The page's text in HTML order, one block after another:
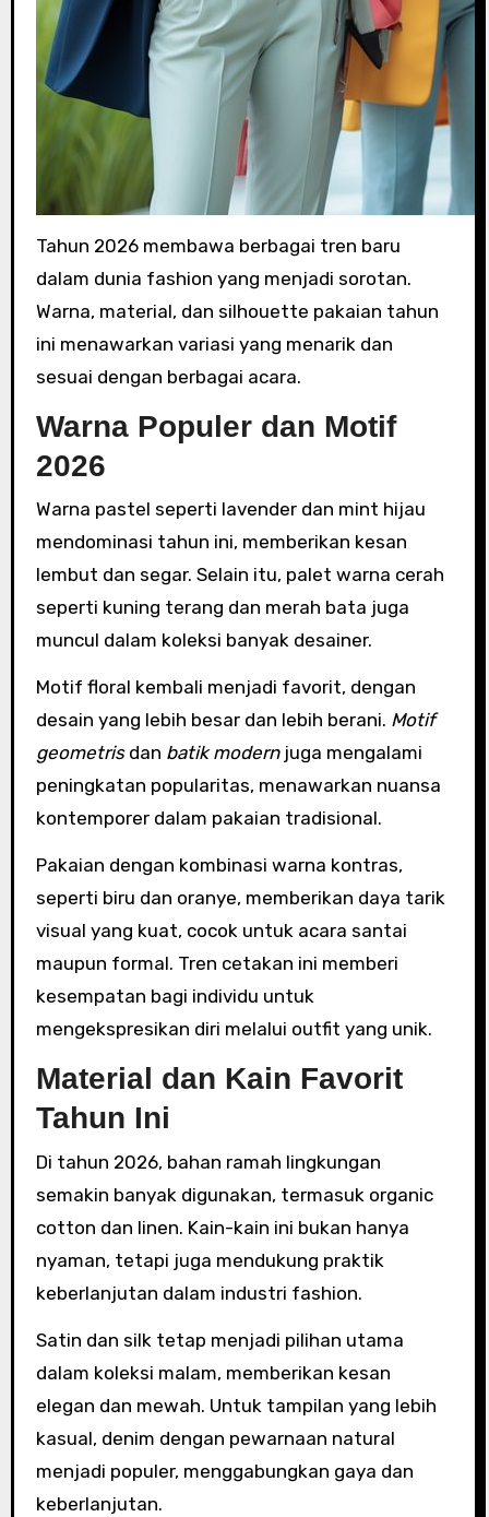
Tahun 2026 membawa berbagai tren baru
dalam dunia fashion yang menjadi sorotan.
Warna, material, dan silhouette pakaian tahun
ini menawarkan variasi yang menarik dan
sesuai dengan berbagai acara.
Warna Populer dan Motif
2026
Warna pastel seperti lavender dan mint hijau
mendominasi tahun ini, memberikan kesan
lembut dan segar. Selain itu, palet warna cerah
seperti kuning terang dan merah bata juga
muncul dalam koleksi banyak desainer.
Motif floral kembali menjadi favorit, dengan
desain yang lebih besar dan lebih berani. Motif
geometrisdan batik modernjuga mengalami
peningkatan popularitas, menawarkan nuansa
kontemporer dalam pakaian tradisional.
Pakaian dengan kombinasi warna kontras,
seperti biru dan oranye, memberikan daya tarik
visual yang kuat, cocok untuk acara santai
maupun formal. Tren cetakan ini memberi
kesempatan bagi individu untuk
mengekspresikan diri melalui outfit yang unik.
Material dan Kain Favorit
Tahun Ini
Di tahun 2026, bahan ramah lingkungan
semakin banyak digunakan, termasuk organic
cotton dan linen. Kain-kain ini bukan hanya
nyaman, tetapi juga mendukung praktik
keberlanjutan dalam industri fashion.
Satin dan silk tetap menjadi pilihan utama
dalam koleksi malam, memberikan kesan
elegan dan mewah. Untuk tampilan yang lebih
kasual, denim dengan pewarnaan natural
menjadi populer, menggabungkan gaya dan
keberlanjutan.